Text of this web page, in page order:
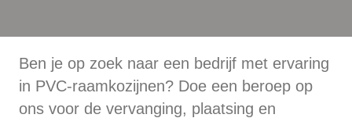
Ben je op zoek naar een bedrijf met ervaring
in PVC-raamkozijnen? Doe een beroep op
ons voor de vervanging, plaatsing en